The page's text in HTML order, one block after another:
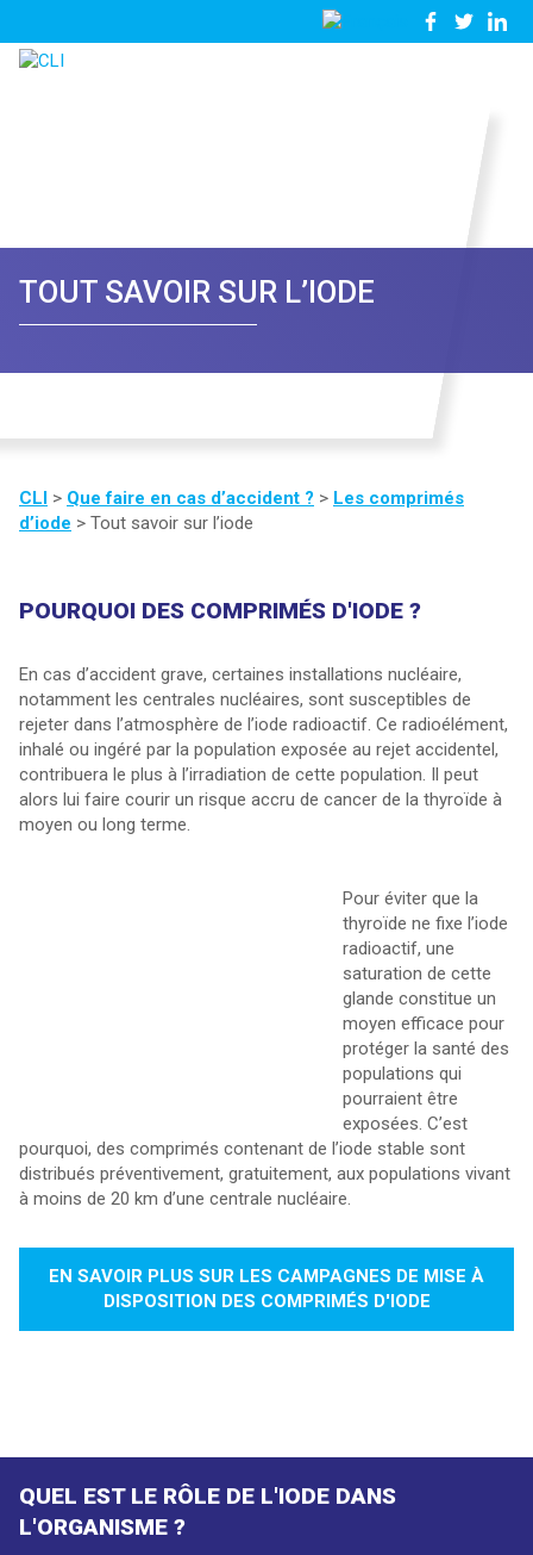
28
23
contacter
TOUT SAVOIR SUR L’IODE
CLI > Que faire en cas d’accident ? > Les comprimés
d’iode > Tout savoir sur l’iode
POURQUOI DES COMPRIMÉS D'IODE ?
En cas d’accident grave, certaines installations nucléaire,
notamment les centrales nucléaires, sont susceptibles de
rejeter dans l’atmosphère de l’iode radioactif. Ce radioélément,
inhalé ou ingéré par la population exposée au rejet accidentel,
contribuera le plus à l’irradiation de cette population. Il peut
alors lui faire courir un risque accru de cancer de la thyroïde à
moyen ou long terme.
Pour éviter que la
thyroïde ne fixe l’iode
radioactif, une
saturation de cette
glande constitue un
moyen efficace pour
protéger la santé des
populations qui
pourraient être
exposées. C’est
pourquoi, des comprimés contenant de l’iode stable sont
distribués préventivement, gratuitement, aux populations vivant
à moins de 20 km d’une centrale nucléaire.
EN SAVOIR PLUS SUR LES CAMPAGNES DE MISE À
DISPOSITION DES COMPRIMÉS D'IODE
QUEL EST LE RÔLE DE L'IODE DANS
L'ORGANISME ?